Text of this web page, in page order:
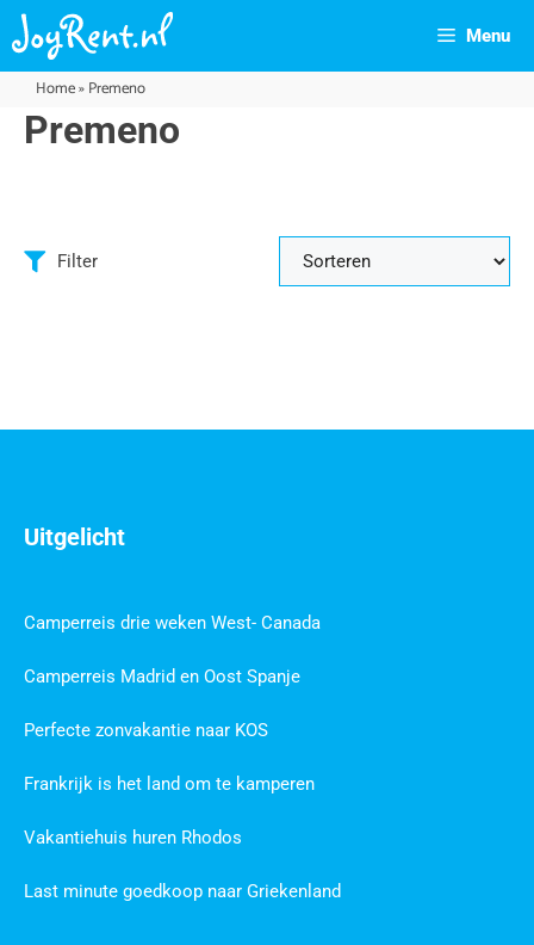
Menu
Home»Premeno
Premeno
Filter
Uitgelicht
Camperreis drie weken West- Canada
Camperreis Madrid en Oost Spanje
Perfecte zonvakantie naar KOS
Frankrijk is het land om te kamperen
Vakantiehuis huren Rhodos
Last minute goedkoop naar Griekenland